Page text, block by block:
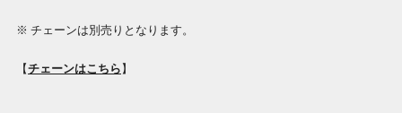
※ チェーンは別売りとなります。
【チェーンはこちら】